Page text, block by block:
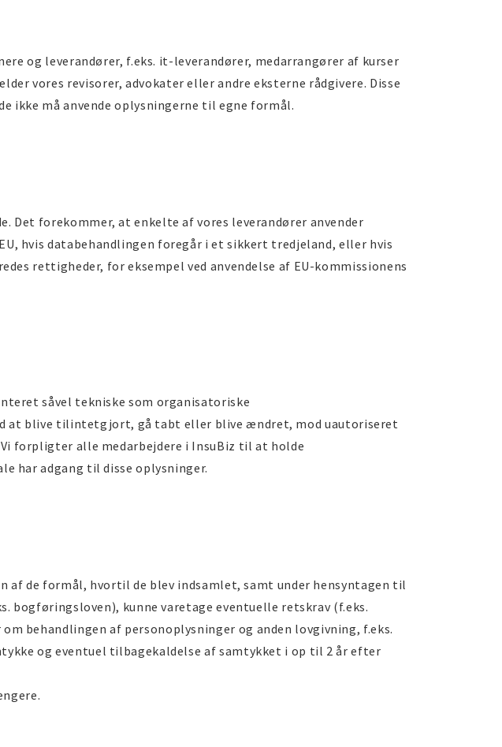
og leverandører, f.eks. it-leverandører, medarrangører af kurser
vores revisorer, advokater eller andre eksterne rådgivere. Disse
ikke må anvende oplysningerne til egne formål.
Det forekommer, at enkelte af vores leverandører anvender
hvis databehandlingen foregår i et sikkert tredjeland, eller hvis
rettigheder, for eksempel ved anvendelse af EU-kommissionens
såvel tekniske som organisatoriske
at blive tilintetgjort, gå tabt eller blive ændret, mod uautoriseret
forpligter alle medarbejdere i InsuBiz til at holde
har adgang til disse oplysninger.
af de formål, hvortil de blev indsamlet, samt under hensyntagen til
kunne varetage eventuelle retskrav (f.eks.
behandlingen af personoplysninger og anden lovgivning, f.eks.
og eventuel tilbagekaldelse af samtykket i op til 2 år efter